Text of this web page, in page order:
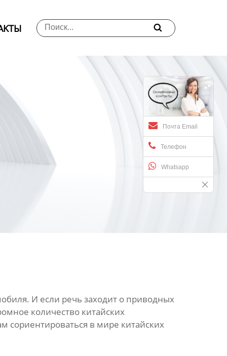

Почта Email
Телефон
Whatsapp
И если речь заходит о приводных
количество китайских
сориентироваться в мире китайских